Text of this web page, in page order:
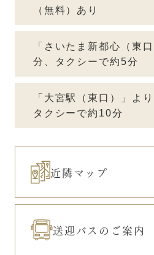
（無料）あり
「さいたま新都心（東
分、タクシーで約5分
「大宮駅（東口）」よ
タクシーで約10分
近隣マップ
送迎バスのご案内